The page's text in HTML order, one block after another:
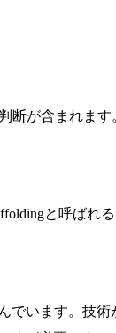
が含まれま
と呼ば
います。技